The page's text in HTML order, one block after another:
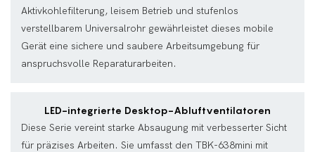
Aktivkohlefilterung, leisem Betrieb und stufenlos
verstellbarem Universalrohr gewährleistet dieses mobile
Gerät eine sichere und saubere Arbeitsumgebung für
anspruchsvolle Reparaturarbeiten.
LED-integrierte Desktop-Abluftventilatoren
Diese Serie vereint starke Absaugung mit verbesserter Sicht
für präzises Arbeiten. Sie umfasst den TBK-638mini mit